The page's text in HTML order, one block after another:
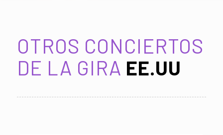
OTROS CONCIERTOS
DE LA GIRA EE.UU